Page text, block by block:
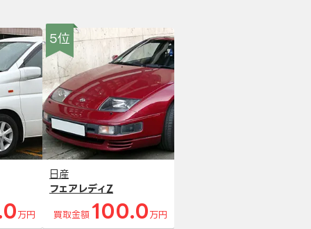
万円
5位
日産
フェアレディZ
買取金額 100.0 万円